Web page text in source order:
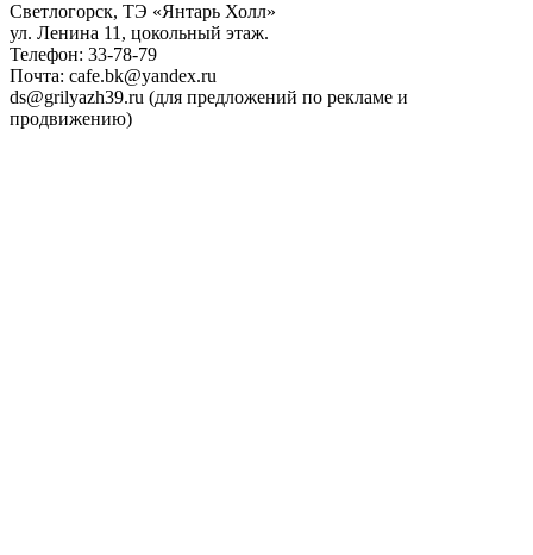
Светлогорск, ТЭ «Янтарь Холл»
ул. Ленина 11, цокольный этаж.
Телефон: 33-78-79
Почта: cafe.bk@yandex.ru
ds@grilyazh39.ru (для предложений по рекламе и
продвижению)